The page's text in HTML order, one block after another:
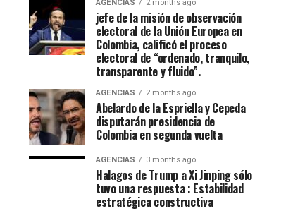
AGENCIAS 2 months ago
jefe de la misión de observación
electoral de la Unión Europea en
Colombia, calificó el proceso
electoral de “ordenado, tranquilo,
transparente y fluido”.
AGENCIAS 2 months ago
Abelardo de la Espriella y Cepeda
disputarán presidencia de
Colombia en segunda vuelta
AGENCIAS 3 months ago
Halagos de Trump a Xi Jinping sólo
tuvo una respuesta : Estabilidad
estratégica constructiva